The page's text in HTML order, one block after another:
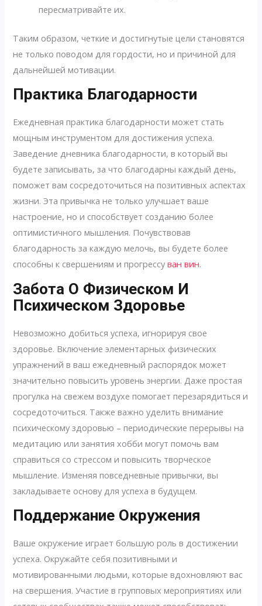
пересматривайте их.
Таким образом, четкие и достигнутые цели становятся
не только поводом для гордости, но и причиной для
дальнейшей мотивации.
Практика Благодарности
Ежедневная практика благодарности может стать
мощным инструментом для достижения успеха.
Заведение дневника благодарности, в который вы
будете записывать, за что благодарны каждый день,
поможет вам сосредоточиться на позитивных аспектах
жизни. Эта привычка не только улучшает ваше
настроение, но и способствует созданию более
оптимистичного мышления. Почувствовав
благодарность за каждую мелочь, вы будете более
способны к свершениям и прогрессуван вин.
Забота О Физическом И
Психическом Здоровье
Невозможно добиться успеха, игнорируя свое
здоровье. Включение элементарных физических
упражнений в ваш ежедневный распорядок может
значительно повысить уровень энергии. Даже простая
прогулка на свежем воздухе помогает перезарядиться и
сосредоточиться. Также важно уделить внимание
психическому здоровью – периодические перерывы на
медитацию или занятия хобби могут помочь вам
справиться со стрессом и повысить творческое
мышление. Изменяя повседневные привычки, вы
закладываете основу для успеха в будущем.
Поддержание Окружения
Ваше окружение играет большую роль в достижении
успеха. Окружайте себя позитивными и
мотивированными людьми, которые вдохновляют вас
на свершения. Участие в групповых мероприятиях или